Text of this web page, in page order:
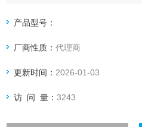
产品型号：
厂商性质：代理商
更新时间： 2026-01-03
访 问 量：3243